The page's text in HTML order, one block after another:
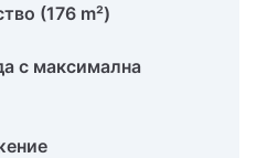
(176 m²)
с максимална